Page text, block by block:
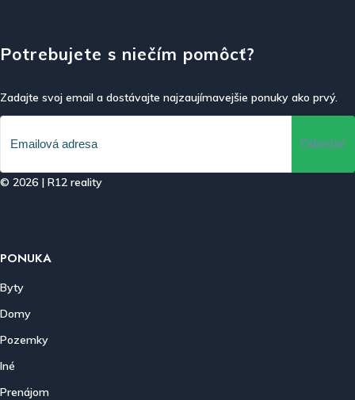
Potrebujete s niečím pomôcť?
Zadajte svoj email a dostávajte najzaujímavejšie ponuky ako prvý.
Odoslať
© 2026 | R12 reality
PONUKA
Byty
Domy
Pozemky
Iné
Prenájom